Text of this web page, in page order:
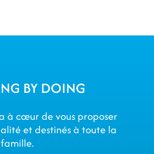
BY DOING
à cœur de vous proposer
et destinés à toute la
famille.